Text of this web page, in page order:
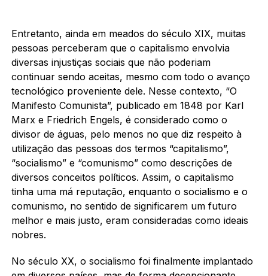
Entretanto, ainda em meados do século XIX, muitas
pessoas perceberam que o capitalismo envolvia
diversas injustiças sociais que não poderiam
continuar sendo aceitas, mesmo com todo o avanço
tecnológico proveniente dele. Nesse contexto, “O
Manifesto Comunista”, publicado em 1848 por Karl
Marx e Friedrich Engels, é considerado como o
divisor de águas, pelo menos no que diz respeito à
utilização das pessoas dos termos “capitalismo”,
“socialismo” e “comunismo” como descrições de
diversos conceitos políticos. Assim, o capitalismo
tinha uma má reputação, enquanto o socialismo e o
comunismo, no sentido de significarem um futuro
melhor e mais justo, eram consideradas como ideais
nobres.
No século XX, o socialismo foi finalmente implantado